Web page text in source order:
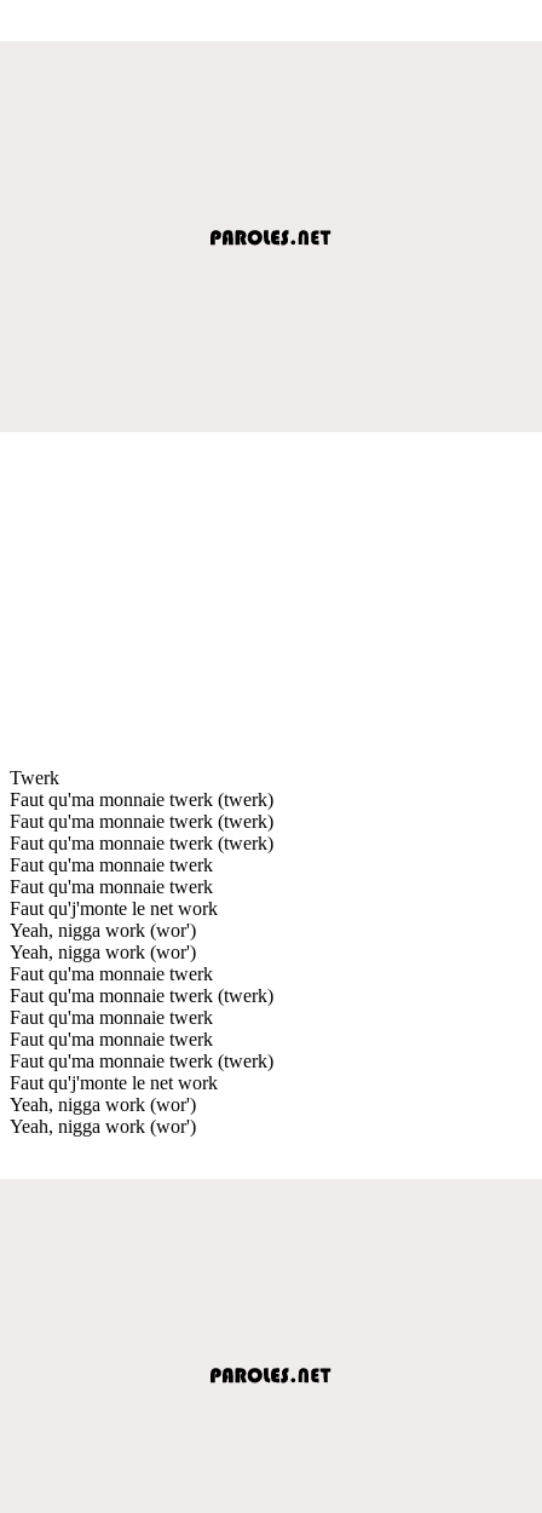
Twerk
Faut qu'ma monnaie twerk (twerk)
Faut qu'ma monnaie twerk (twerk)
Faut qu'ma monnaie twerk (twerk)
Faut qu'ma monnaie twerk
Faut qu'ma monnaie twerk
Faut qu'j'monte le net work
Yeah, nigga work (wor')
Yeah, nigga work (wor')
Faut qu'ma monnaie twerk
Faut qu'ma monnaie twerk (twerk)
Faut qu'ma monnaie twerk
Faut qu'ma monnaie twerk
Faut qu'ma monnaie twerk (twerk)
Faut qu'j'monte le net work
Yeah, nigga work (wor')
Yeah, nigga work (wor')